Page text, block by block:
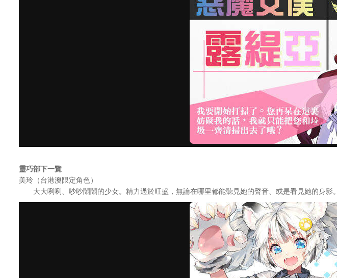
靈巧部下一覽
美玲（台港澳限定角色）
大大咧咧、吵吵鬧鬧的少女。精力過於旺盛，無論在哪里都能聽見她的聲音、或是看見她的身影。